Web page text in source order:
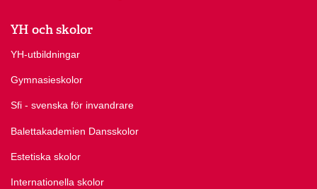
YH och skolor
YH-utbildningar
Gymnasieskolor
Sfi - svenska för invandrare
Balettakademien Dansskolor
Estetiska skolor
Internationella skolor